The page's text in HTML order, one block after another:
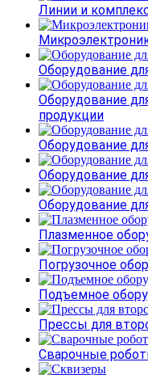
Линии и
Оборудование
Оборудование
продукции
Оборудование
Оборудование
Оборудование
Плазменное
Погрузочное
Подъемное
Прессы для
Сварочные